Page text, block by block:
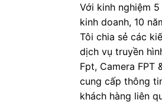
Với kinh nghiệm
kinh doanh, 10
Tôi chia sẻ các
dịch vụ truyền
Fpt, Camera FPT
cung cấp thông
khách hàng liên